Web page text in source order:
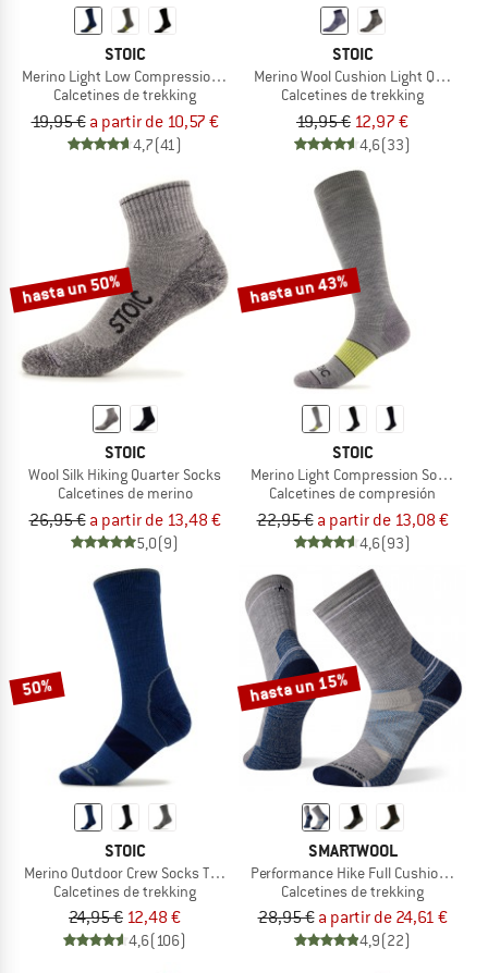
STOIC
Merino Light Low Compression Socks
Calcetines de trekking
19,95 € a partir de 10,57 €
4,7(41)
STOIC
Merino Wool Cushion Light Quarter
Calcetines de trekking
19,95 € 12,97 €
4,6(33)
hasta un 50%
STOIC
Wool Silk Hiking Quarter Socks
Calcetines de merino
26,95 € a partir de 13,48 €
5,0(9)
hasta un 43%
STOIC
Merino Light Compression Socks
Calcetines de compresión
22,95 € a partir de 13,08 €
4,6(93)
50%
STOIC
Merino Outdoor Crew Socks Tech
Calcetines de trekking
24,95 € 12,48 €
4,6(106)
hasta un 15%
SMARTWOOL
Performance Hike Full Cushion Crew
Calcetines de trekking
28,95 € a partir de 24,61 €
4,9(22)